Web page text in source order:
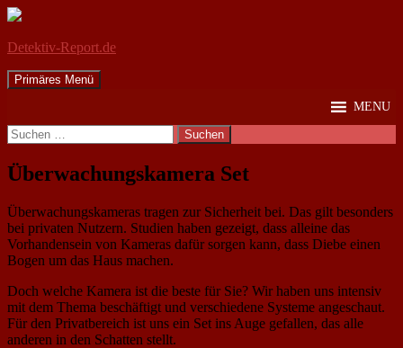
Detektiv-Report.de
Suchen
Primäres Menü
Inhalt
MENU
Suchen
nach:
Überwachungs­kamera Set
Überwachungskameras tragen zur Sicherheit bei. Das gilt besonders
bei privaten Nutzern. Studien haben gezeigt, dass alleine das
Vorhandensein von Kameras dafür sorgen kann, dass Diebe einen
Bogen um das Haus machen.
Doch welche Kamera ist die beste für Sie? Wir haben uns intensiv
mit dem Thema beschäftigt und verschiedene Systeme angeschaut.
Für den Privatbereich ist uns ein Set ins Auge gefallen, das alle
anderen in den Schatten stellt.